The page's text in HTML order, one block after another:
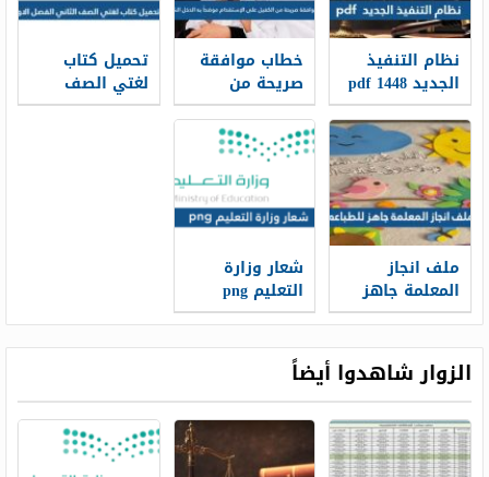
نظام التنفيذ
الجديد 1448 pdf
خطاب موافقة
صريحة من
الكفيل على
الإستقدام
موضحاً به الدخل
الشهري 1448
تحميل كتاب
لغتي الصف
الثاني الفصل
ملف انجاز
المعلمة جاهز
للطباعه 1448
شعار وزارة
التعليم png
الجديد 1448
الزوار شاهدوا أيضاً